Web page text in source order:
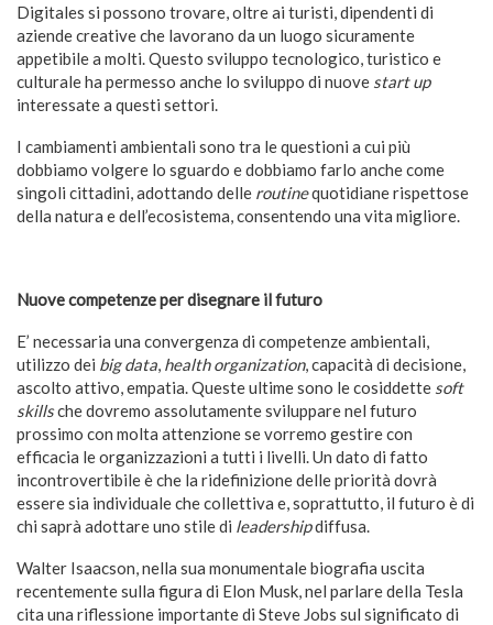
Digitales si possono trovare, oltre ai turisti, dipendenti di
aziende creative che lavorano da un luogo sicuramente
appetibile a molti. Questo sviluppo tecnologico, turistico e
culturale ha permesso anche lo sviluppo di nuove start up
interessate a questi settori.
I cambiamenti ambientali sono tra le questioni a cui più
dobbiamo volgere lo sguardo e dobbiamo farlo anche come
singoli cittadini, adottando delle routinequotidiane rispettose
della natura e dell’ecosistema, consentendo una vita migliore.
Nuove competenze per disegnare il futuro
E’ necessaria una convergenza di competenze ambientali,
utilizzo dei big data, health organization, capacità di decisione,
ascolto attivo, empatia. Queste ultime sono le cosiddette soft
skillsche dovremo assolutamente sviluppare nel futuro
prossimo con molta attenzione se vorremo gestire con
efficacia le organizzazioni a tutti i livelli. Un dato di fatto
incontrovertibile è che la ridefinizione delle priorità dovrà
essere sia individuale che collettiva e, soprattutto, il futuro è di
chi saprà adottare uno stile di leadershipdiffusa.
Walter Isaacson, nella sua monumentale biografia uscita
recentemente sulla figura di Elon Musk, nel parlare della Tesla
cita una riflessione importante di Steve Jobs sul significato di